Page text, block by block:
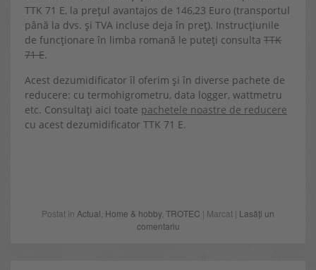
TTK 71 E, la prețul avantajos de 146,23 Euro (transportul
până la dvs. și TVA incluse deja în preț). Instrucțiunile
de funcționare în limba romană le puteți consulta TTK
71 E.
Acest dezumidificator îl oferim și în diverse pachete de
reducere: cu termohigrometru, data logger, wattmetru
etc. Consultați aici toate pachetele noastre de reducere
cu acest dezumidificator TTK 71 E.
Postat în Actual, Home & hobby, TROTEC | Marcat | Lasăți un
comentariu